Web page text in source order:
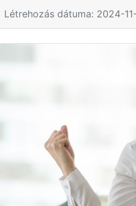
Létrehozás dátuma: 2024-